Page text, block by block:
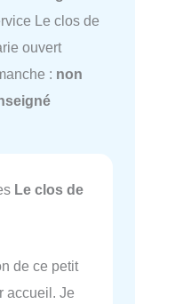
Le clos de
ouvert
: non
Le clos de
de ce petit
accueil. Je